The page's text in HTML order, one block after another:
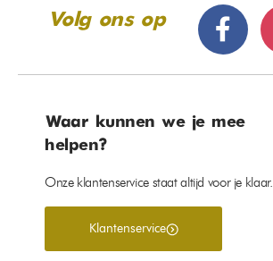
Volg ons op
Waar kunnen we je mee
helpen?
Onze klantenservice staat altijd voor je klaar.
Klantenservice